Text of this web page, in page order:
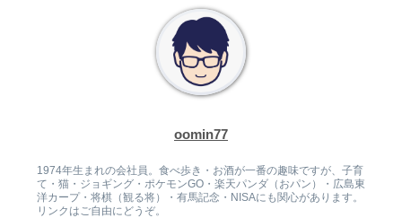
oomin77
1974年生まれの会社員。食べ歩き・お酒が一番の趣味ですが、子育
て・猫・ジョギング・ポケモンGO・楽天パンダ（おパン）・広島東
洋カープ・将棋（観る将）・有馬記念・NISAにも関心があります。
リンクはご自由にどうぞ。